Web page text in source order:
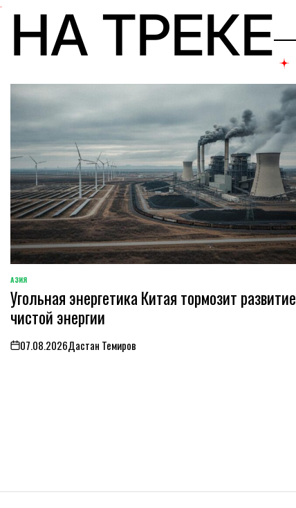
НА ТРЕКЕ
ОПУБЛИКОВАНО
В
АЗИЯ
Угольная энергетика Китая тормозит развитие
чистой энергии
on07.08.2026Дастан Темиров